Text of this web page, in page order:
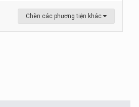
Chèn các phương tiện khác